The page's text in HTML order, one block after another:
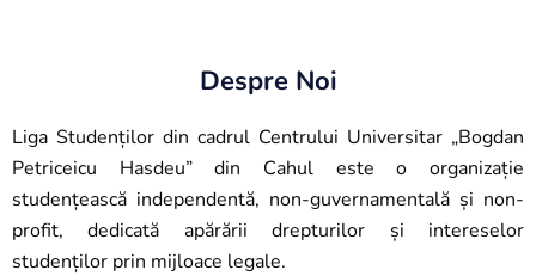
Despre Noi
Liga Studenților din cadrul Centrului Universitar „Bogdan
Petriceicu Hasdeu” din Cahul este o organizație
studențească independentă, non-guvernamentală și non-
profit, dedicată apărării drepturilor și intereselor
studenților prin mijloace legale.